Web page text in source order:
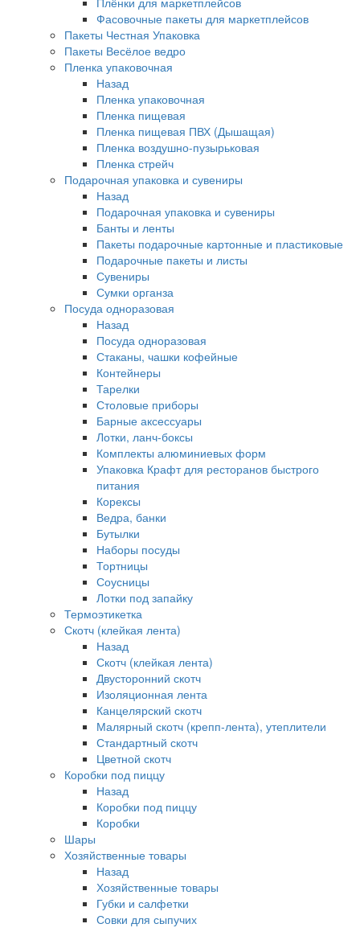
Фасовочные пакеты для маркетплейсов
Пакеты Честная Упаковка
Пакеты Весёлое ведро
Пленка упаковочная
Назад
Пленка упаковочная
Пленка пищевая
Пленка пищевая ПВХ (Дышащая)
Пленка воздушно-пузырьковая
Пленка стрейч
Подарочная упаковка и сувениры
Назад
Подарочная упаковка и сувениры
Банты и ленты
Пакеты подарочные картонные и пластиковые
Подарочные пакеты и листы
Сувениры
Сумки органза
Посуда одноразовая
Назад
Посуда одноразовая
Стаканы, чашки кофейные
Контейнеры
Тарелки
Столовые приборы
Барные аксессуары
Лотки, ланч-боксы
Комплекты алюминиевых форм
Упаковка Крафт для ресторанов быстрого
питания
Корексы
Ведра, банки
Бутылки
Наборы посуды
Тортницы
Соусницы
Лотки под запайку
Термоэтикетка
Скотч (клейкая лента)
Назад
Скотч (клейкая лента)
Двусторонний скотч
Изоляционная лента
Канцелярский скотч
Малярный скотч (крепп-лента), утеплители
Стандартный скотч
Цветной скотч
Коробки под пиццу
Назад
Коробки под пиццу
Коробки
Шары
Хозяйственные товары
Назад
Хозяйственные товары
Губки и салфетки
Совки для сыпучих